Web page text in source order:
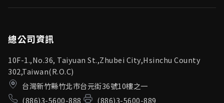
利害關係人
總公司資訊
10F-1.,No.36, Taiyuan St.,Zhubei City,Hsinchu County
302,Taiwan(R.O.C)
台灣新竹縣竹北市台元街36號10樓之一
(886)3-5600-888
(886)3-5600-889